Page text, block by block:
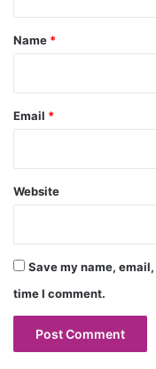
*
Name *
Email *
Website
Save my name,
time I comment.